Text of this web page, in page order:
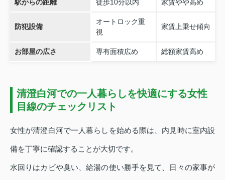
駅からの距離 徒歩10分以内 家賃やや高め
防犯設備
オートロック重
視
家賃上乗せ傾向
お部屋の広さ 専有面積広め 総額家賃高め
清澄白河での一人暮らしを快適にする女性
目線のチェックリスト
女性が清澄白河で一人暮らしを始める際は、内見時に室内設
備を丁寧に確認することが大切です。
水回りはカビや臭い、給湯の使い勝手を見て、日々の家事が